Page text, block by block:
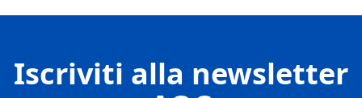
Iscriviti alla newsletter